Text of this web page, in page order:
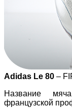
Adidas Le 80 –
Название
французской